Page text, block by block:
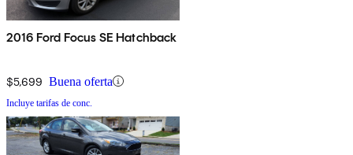
2016 Ford Focus SE Hatchback
$5,699 Buena oferta
Incluye tarifas de conc.